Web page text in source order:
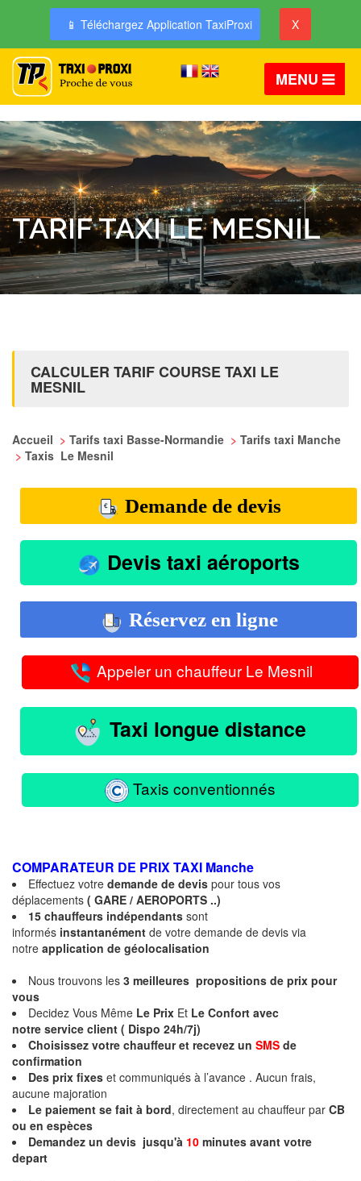
📱 Téléchargez Application TaxiProxi X
MENU
TARIF TAXI LE MESNIL
CALCULER TARIF COURSE TAXI LE
MESNIL
Accueil > Tarifs taxi Basse-Normandie > Tarifs taxi Manche
> Taxis Le Mesnil
Demande de devis
Devis taxi aéroports
Réservez en ligne
Appeler un chauffeur Le Mesnil
Taxi longue distance
Taxis conventionnés
COMPARATEUR DE PRIX TAXI Manche
Effectuez votre demande de devis pour tous vos
déplacements ( GARE / AEROPORTS ..)
15 chauffeurs indépendants sont
informés instantanément de votre demande de devis via
notre application de géolocalisation
Nous trouvons les 3 meilleures propositions de prix pour
vous
Decidez Vous Même Le Prix Et Le Confort avec
notre service client ( Dispo 24h/7j)
Choisissez votre chauffeur et recevez un SMS de
confirmation
Des prix fixes et communiqués à l’avance . Aucun frais,
aucune majoration
Le paiement se fait à bord, directement au chauffeur par CB
ou en espèces
Demandez un devis jusqu'à 10 minutes avant votre
depart